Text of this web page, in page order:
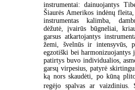
instrumentai: dainuojantys
Šiaurės Amerikos indėnų
instrumentas kalimba,
dėžutė, įvairūs būgneliai,
garsus atkartojantys
žemi, švelnūs ir intensyvūs,
egzotiški bei harmonizuojantys
patirtys buvo individualios,
garsų virpesius, patyrė
ką nors skaudėti, po kūną
regėjo spalvas ar